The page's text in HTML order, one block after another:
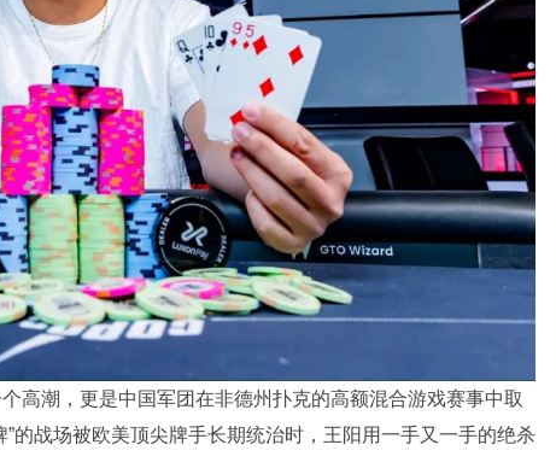
高潮，更是中国军团在非德州扑克的高额混合游戏赛事中取
的战场被欧美顶尖牌手长期统治时，王阳用一手又一手的绝杀